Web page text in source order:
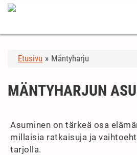
Etusivu » Mäntyharju
MÄNTYHARJUN
Asuminen on tärkeä osa
millaisia ratkaisuja ja
tarjolla.